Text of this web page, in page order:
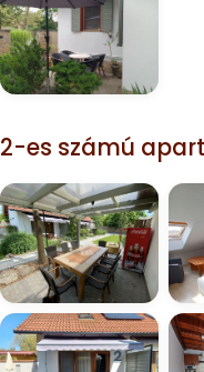
2-es számú